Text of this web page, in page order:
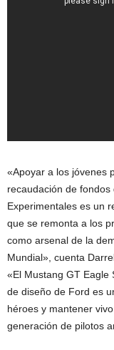
«Apoyar a los jóvenes
recaudación de fondos
Experimentales es un
que se remonta a los
como arsenal de la
Mundial», cuenta
«El Mustang GT Eagle
de diseño de Ford es
héroes y mantener
generación de pilotos